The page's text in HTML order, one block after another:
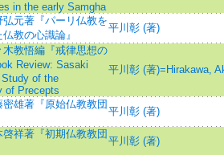
in the early Samgha
弘元著『パーリ仏教を
教の心識論』
平川彰 (著)
木教悟編『戒律思想の
Review: Sasaki
of the
of Precepts
平川彰 (著)=Hirakawa,
雄著『原始仏教教団
平川彰 (著)
祥著『初期仏教教団
平川彰 (著)